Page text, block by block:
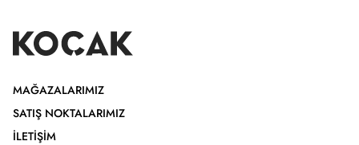
MAĞAZALARIMIZ
SATIŞ NOKTALARIMIZ
İLETIŞIM